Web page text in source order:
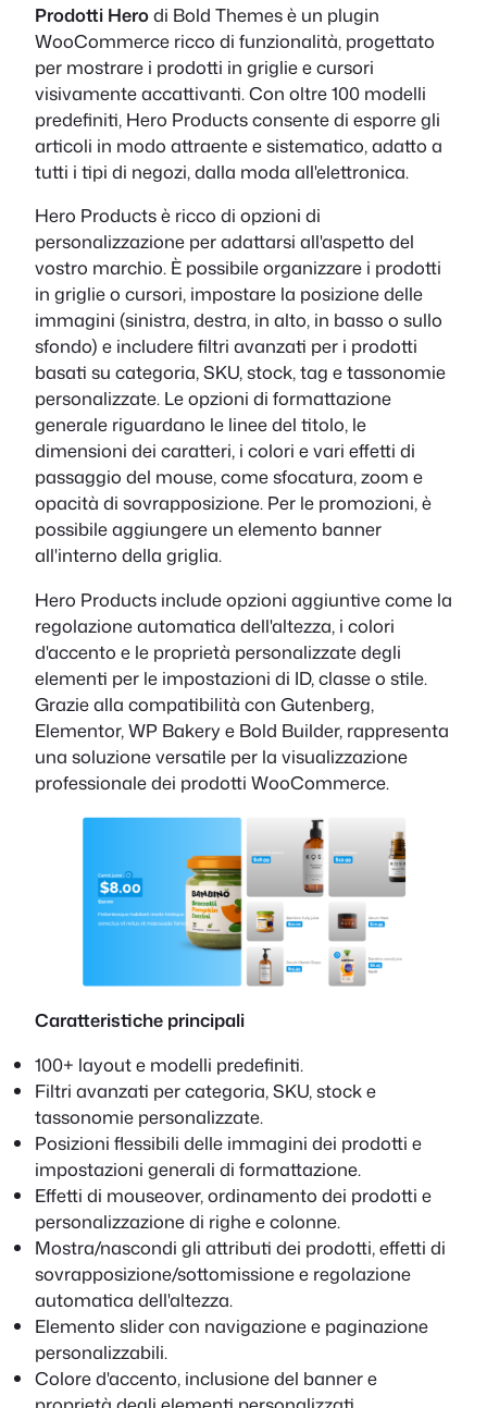
Prodotti Herodi Bold Themes è un plugin
WooCommerce ricco di funzionalità, progettato
per mostrare i prodotti in griglie e cursori
visivamente accattivanti. Con oltre 100 modelli
predefiniti, Hero Products consente di esporre gli
articoli in modo attraente e sistematico, adatto a
tutti i tipi di negozi, dalla moda all'elettronica.
Hero Products è ricco di opzioni di
personalizzazione per adattarsi all'aspetto del
vostro marchio. È possibile organizzare i prodotti
in griglie o cursori, impostare la posizione delle
immagini (sinistra, destra, in alto, in basso o sullo
sfondo) e includere filtri avanzati per i prodotti
basati su categoria, SKU, stock, tag e tassonomie
personalizzate. Le opzioni di formattazione
generale riguardano le linee del titolo, le
dimensioni dei caratteri, i colori e vari effetti di
passaggio del mouse, come sfocatura, zoom e
opacità di sovrapposizione. Per le promozioni, è
possibile aggiungere un elemento banner
all'interno della griglia.
Hero Products include opzioni aggiuntive come la
regolazione automatica dell'altezza, i colori
d'accento e le proprietà personalizzate degli
elementi per le impostazioni di ID, classe o stile.
Grazie alla compatibilità con Gutenberg,
Elementor, WP Bakery e Bold Builder, rappresenta
una soluzione versatile per la visualizzazione
professionale dei prodotti WooCommerce.
Caratteristiche principali
100+ layout e modelli predefiniti.
Filtri avanzati per categoria, SKU, stock e
tassonomie personalizzate.
Posizioni flessibili delle immagini dei prodotti e
impostazioni generali di formattazione.
Effetti di mouseover, ordinamento dei prodotti e
personalizzazione di righe e colonne.
Mostra/nascondi gli attributi dei prodotti, effetti di
sovrapposizione/sottomissione e regolazione
automatica dell'altezza.
Elemento slider con navigazione e paginazione
personalizzabili.
Colore d'accento, inclusione del banner e